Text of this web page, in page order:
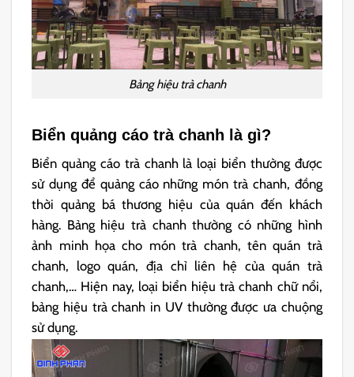
Bảng hiệu trà chanh
Biển quảng cáo trà chanh là gì?
Biển quảng cáo trà chanh là loại biển thường được
sử dụng để quảng cáo những món trà chanh, đồng
thời quảng bá thương hiệu của quán đến khách
hàng. Bảng hiệu trà chanh thường có những hình
ảnh minh họa cho món trà chanh, tên quán trà
chanh, logo quán, địa chỉ liên hệ của quán trà
chanh,… Hiện nay, loại biển hiệu trà chanh chữ nổi,
bảng hiệu trà chanh in UV thường được ưa chuộng
sử dụng.